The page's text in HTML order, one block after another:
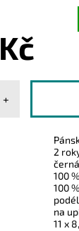
+
2
černá
100
100
na
11 x